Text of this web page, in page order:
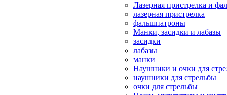
Лазерная пристрелка и
лазерная пристрелка
фальшпатроны
Манки, засидки и лабазы
засидки
лабазы
манки
Наушники и очки для
наушники для стрельбы
очки для стрельбы